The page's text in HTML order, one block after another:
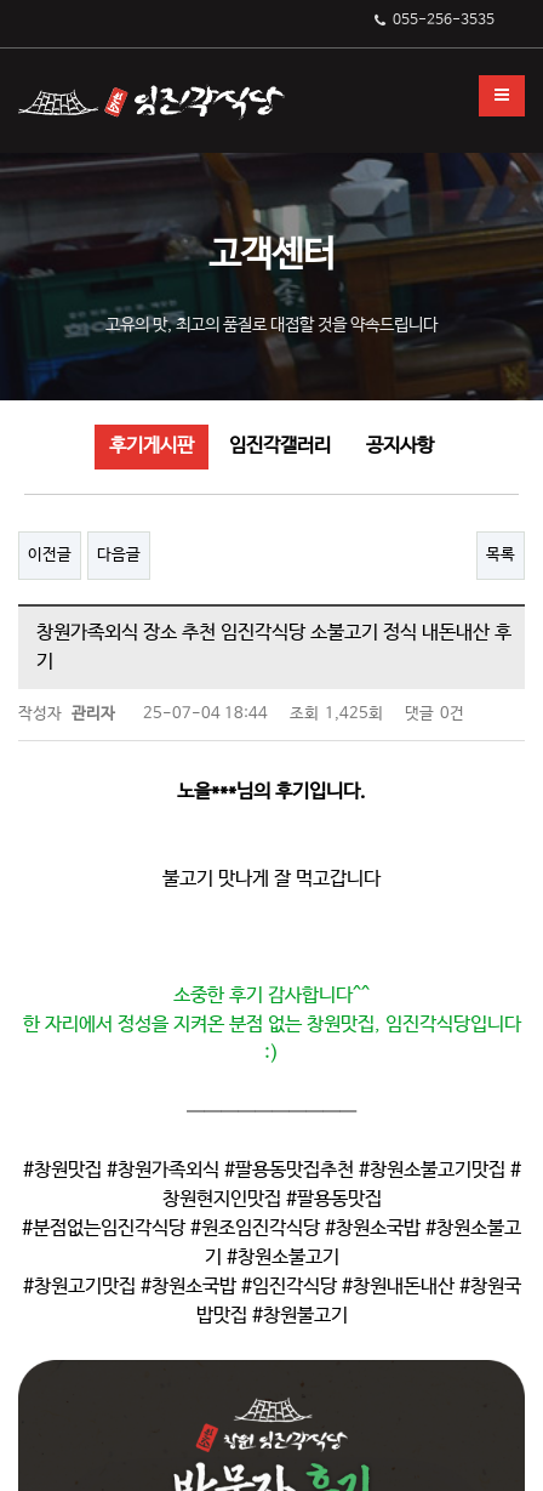
055-256-3535
고객센터
고유의 맛, 최고의 품질로 대접할 것을 약속드립니다
후기게시판 임진각갤러리 공지사항
후기게시판
이전글 다음글 목록
창원가족외식 장소 추천 임진각식당 소불고기 정식 내돈내산 후
기
작성자 관리자 25-07-04 18:44 조회 1,425회 댓글 0건
노을***님의 후기입니다.
불고기 맛나게 잘 먹고갑니다
소중한 후기 감사합니다^^
한 자리에서 정성을 지켜온 분점 없는 창원맛집, 임진각식당입니다
:)
——————————
#창원맛집 #창원가족외식 #팔용동맛집추천 #창원소불고기맛집 #
창원현지인맛집 #팔용동맛집
#분점없는임진각식당 #원조임진각식당 #창원소국밥 #창원소불고
기 #창원소불고기
#창원고기맛집 #창원소국밥 #임진각식당 #창원내돈내산 #창원국
밥맛집 #창원불고기